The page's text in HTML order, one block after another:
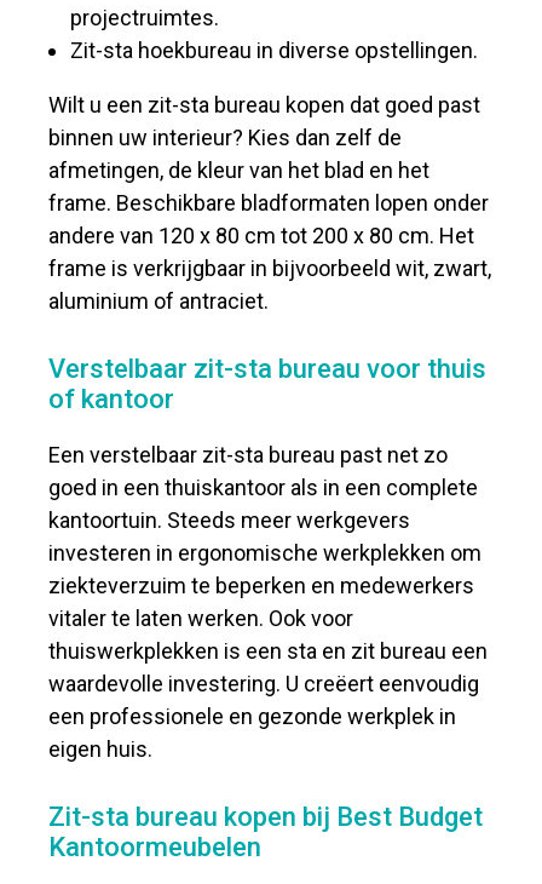
projectruimtes.
Zit-sta hoekbureau in diverse opstellingen.
Wilt u een zit-sta bureau kopen dat goed past
binnen uw interieur? Kies dan zelf de
afmetingen, de kleur van het blad en het
frame. Beschikbare bladformaten lopen onder
andere van 120 x 80 cm tot 200 x 80 cm. Het
frame is verkrijgbaar in bijvoorbeeld wit, zwart,
aluminium of antraciet.
Verstelbaar zit-sta bureau voor thuis
of kantoor
Een verstelbaar zit-sta bureau past net zo
goed in een thuiskantoor als in een complete
kantoortuin. Steeds meer werkgevers
investeren in ergonomische werkplekken om
ziekteverzuim te beperken en medewerkers
vitaler te laten werken. Ook voor
thuiswerkplekken is een sta en zit bureau een
waardevolle investering. U creëert eenvoudig
een professionele en gezonde werkplek in
eigen huis.
Zit-sta bureau kopen bij Best Budget
Kantoormeubelen